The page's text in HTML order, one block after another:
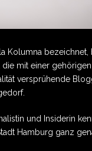
Kolumna bezeichnet,
die mit einer
versprühende
und Insiderin
Hamburg ganz